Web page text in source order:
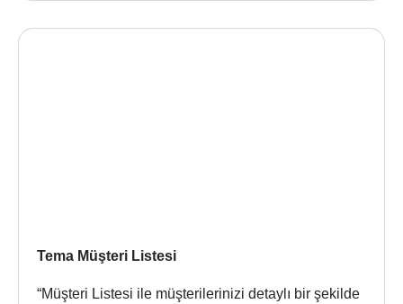
Tema Müşteri Listesi
“Müşteri Listesi ile müşterilerinizi detaylı bir şekilde